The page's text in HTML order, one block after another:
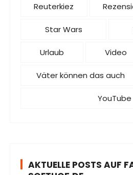
Reuterkiez
Star Wars
Urlaub Video
Väter können das auch
YouTube
AKTUELLE POSTS AUF